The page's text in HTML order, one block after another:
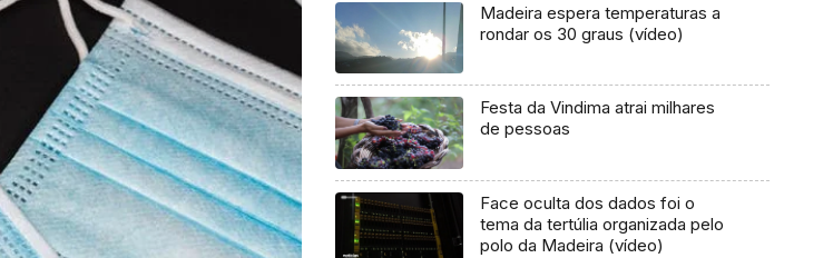
Madeira espera temperaturas a
rondar os 30 graus (vídeo)
Festa da Vindima atrai milhares
de pessoas
Face oculta dos dados foi o
tema da tertúlia organizada pelo
polo da Madeira (vídeo)